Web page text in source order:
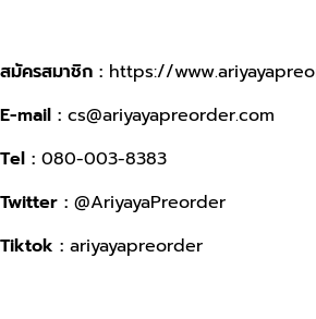
สมัครสมาชิก : https://
E-mail : cs@ariyayapreorder.com
Tel : 080-003-8383
Twitter : @AriyayaPreorder
Tiktok : ariyayapreorder